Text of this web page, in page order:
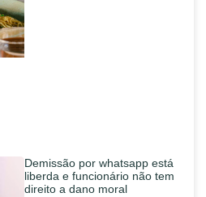
Demissão por whatsapp está
liberda e funcionário não tem
direito a dano moral